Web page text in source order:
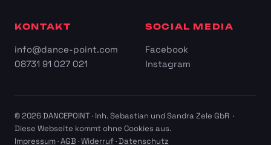
KONTAKT
info@dance-point.com
08731 91 027 021
SOCIAL MEDIA
Facebook
Instagram
© 2026 DANCEPOINT · Inh. Sebastian und Sandra Zele GbR ·
Diese Webseite kommt ohne Cookies aus.
Impressum·AGB ·Widerruf·Datenschutz